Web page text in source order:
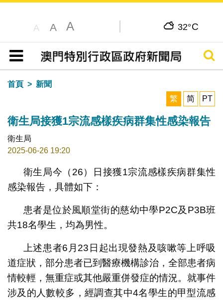
A A A 32°C
目錄
搜尋
首頁
新聞
繁
简 PT
衛生局接獲1宗流感樣疾病群集性感染報告
衛生局
2025-06-26 19:20
衛生局今（26）日接獲1宗流感樣疾病群集性
感染報告，具體如下：
患者是位於風順堂街的慈幼中學P2C及P3B班
共18名學生，均為男性。
上述患者6月23日起出現發熱及咳嗽等上呼吸
道症狀，部分患者已到醫療機構診治，全部患者病
情較輕，無重症或其他嚴重併發症的情況。就事件
涉及的人數較多，經調查其中4名學生的甲型流感